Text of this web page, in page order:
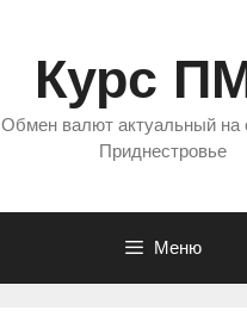
Курс
Обмен валют актуальный на
Приднестровье
Меню